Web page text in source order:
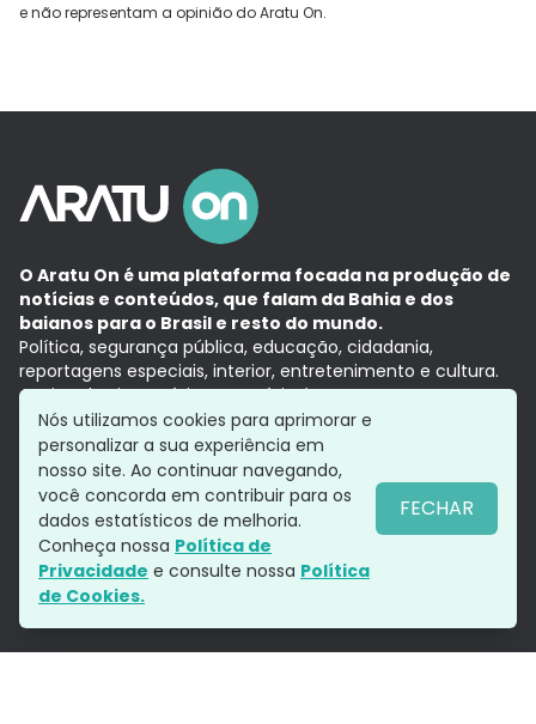
e não representam a opinião do Aratu On.
O Aratu On é uma plataforma focada na produção de
notícias e conteúdos, que falam da Bahia e dos
baianos para o Brasil e resto do mundo.
Política, segurança pública, educação, cidadania,
reportagens especiais, interior, entretenimento e cultura.
Aqui, tudo vira notícia e a notícia é no tempo presente,
com a credibilidade do Grupo Aratu.
Grupo Aratu
Política de privacidade
Siga-nos
Nós utilizamos cookies para aprimorar e
personalizar a sua experiência em
nosso site. Ao continuar navegando,
você concorda em contribuir para os
dados estatísticos de melhoria.
Conheça nossa Política de
Privacidade e consulte nossa Política
de Cookies.
FECHAR